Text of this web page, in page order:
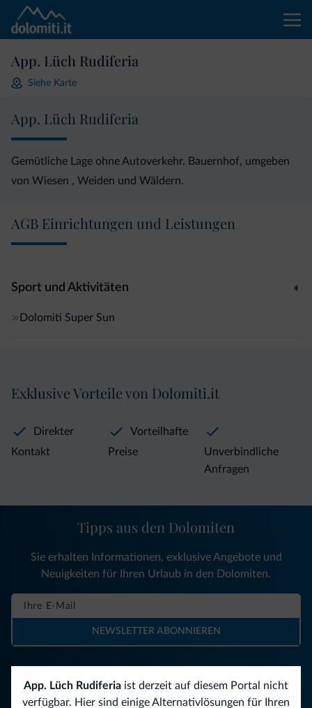
App. Lüch Rudiferia
Siehe Karte
App. Lüch Rudiferia
Gemütliche Lage ohne Autoverkehr. Bauernhof, umgeben
von Wiesen , Weiden und Wäldern.
AGB Einrichtungen und Leistungen
Sport und Aktivitäten
Dolomiti Super Sun
App. Lüch Rudiferia ist derzeit auf diesem Portal nicht
verfügbar. Hier sind einige Alternativlösungen für Ihren
Exklusive Vorteile von Dolomiti.it
Direkter
Kontakt
Vorteilhafte
Preise
Unverbindliche
Anfragen
Folgen Sie Dolomiti.it auf
Tipps aus den Dolomiten
Sie erhalten Informationen, exklusive Angebote und
Neuigkeiten für Ihren Urlaub in den Dolomiten.
NEWSLETTER ABONNIEREN